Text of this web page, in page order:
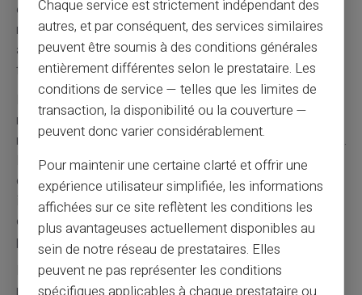
encourage une gestion financière plus rigoureuse et
responsable. L'historique des transactions aide à
analyser ses habitudes de consommation. Card Veritas
fournit des outils de suivi en temps réel.
diversification des moyens de paiementlimite les
risques en cas de problème. Conserver plusieurs
méthodes permet de faire face aux situations imprévues.
Les espèces restent utiles pour les petits achats
quotidiens. La carte prépayée couvre les achats
importants et les transactions en ligne. Cette
complémentarité assure une continuité dans les
paiements.
anticipation des rechargementsévite les ruptures de
moyens de paiement. Programmer des virements
Chaque service est strictement indépendant des
autres, et par conséquent, des services similaires
peuvent être soumis à des conditions générales
entièrement différentes selon le prestataire. Les
conditions de service — telles que les limites de
transaction, la disponibilité ou la couverture —
peuvent donc varier considérablement.
Pour maintenir une certaine clarté et offrir une
expérience utilisateur simplifiée, les informations
affichées sur ce site reflètent les conditions les
plus avantageuses actuellement disponibles au
sein de notre réseau de prestataires. Elles
peuvent ne pas représenter les conditions